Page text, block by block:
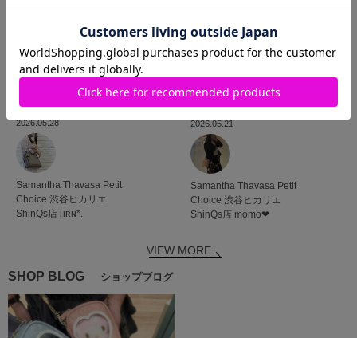
2026.05.28
Samantha Thavasa Petit
Choice 渋谷ヒカリエ
ShinQs店 ʜʀɴ*.
2026.05.21
Samantha Thavasa Petit
Choice 渋谷ヒカリエ
ShinQs店 momo‪‪❤︎‬
VIEW MORE
SHOP BLOG ショップブログ